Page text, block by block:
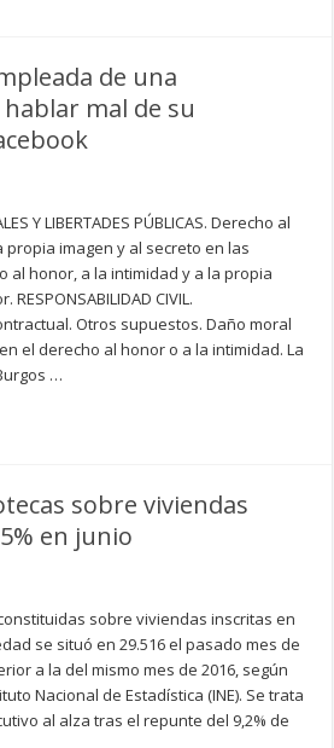
de una
mal de su
Y LIBERTADES PÚBLICAS. Derecho al
propia imagen y al secreto en las
al honor, a la intimidad y a la propia
CIVIL.
Otros supuestos. Daño moral
el derecho al honor o a la intimidad. La
…
sobre viviendas
en junio
sobre viviendas inscritas en
se situó en 29.516 el pasado mes de
a la del mismo mes de 2016, según
Nacional de Estadística (INE). Se trata
al alza tras el repunte del 9,2% de